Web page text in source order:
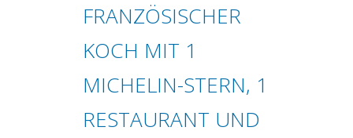
FRANZÖSISCHER
KOCH MIT 1
MICHELIN-STERN, 1
RESTAURANT UND